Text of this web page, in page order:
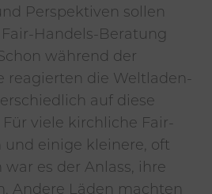
Perspektiven sollen
Handels-Beratung
während der
reagierten die Weltladen-
auf diese
viele kirchliche Fair-
und einige kleinere, oft
es der Anlass, ihre
Andere Läden machten